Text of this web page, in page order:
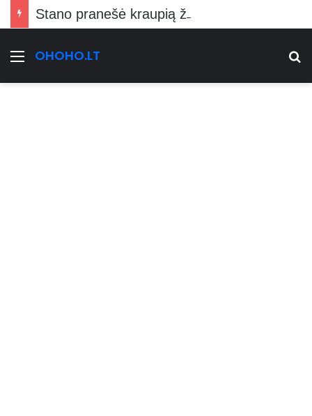
Stano pranešė kraupią žinią Vilniečiams
Meniu
OHOHO.LT